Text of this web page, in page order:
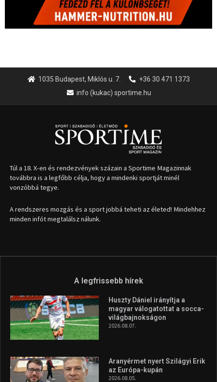
1035 Budapest, Miklós u. 7.
+36 30 471 1373
info (kukac) sportime.hu
Túl a 18. X-en és rendezvények százain a Sportime Magazinnak
továbbra is a legfőbb célja, hogy a mindenki sportját minél
vonzóbbá tegye.
A rendszeres mozgás és a sport jobbá teheti az életed! Mindehhez
minden infót megtalálsz nálunk.
A legfrissebb hírek
Huszty Dániel irányítja a
magyar válogatottat a socca-
világbajnokságon
2026.08.07.
Aranyérmet nyert Szilágyi Erik
az Európa-kupán
2026.08.05.